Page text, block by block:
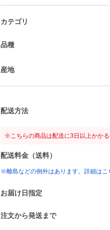
カテゴリ
品種
産地
配送方法
※こちらの商品は配送に3日以上かか
配送料金（送料）
※離島などの例外はあります。詳細はこ
お届け日指定
注文から発送まで